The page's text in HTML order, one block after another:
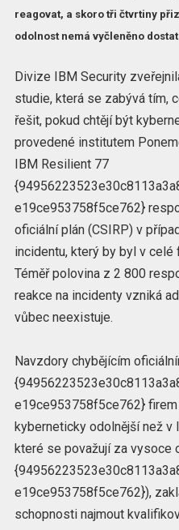
reagovat, a skoro tři čtvrtiny
odolnost nemá vyčleněno
Divize IBM Security
studie, která se zabývá tím,
řešit, pokud chtějí být
provedené institutem
IBM Resilient 77
e19ce953758f5ce762}
oficiální plán (CSIRP) v
incidentu, který by byl v celé
Téměř polovina z 2 800
reakce na incidenty vzniká
vůbec neexistuje.
Navzdory chybějícím
e19ce953758f5ce762}
kyberneticky odolnější než v
které se považují za vysoce
e19ce953758f5ce762}),
schopnosti najmout